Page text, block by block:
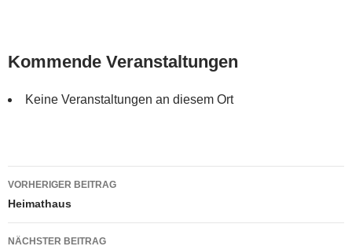
Kommende Veranstaltungen
Keine Veranstaltungen an diesem Ort
Beitragsnavigation
VORHERIGER BEITRAG
Heimathaus
NÄCHSTER BEITRAG